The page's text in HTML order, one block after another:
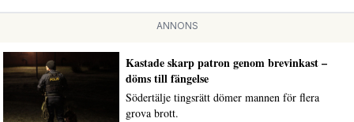
ANNONS
Kastade skarp patron genom brevinkast –
döms till fängelse
Södertälje tingsrätt dömer mannen för flera
grova brott.